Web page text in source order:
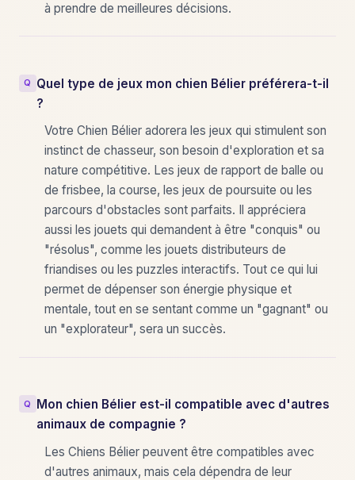
à prendre de meilleures décisions.
Quel type de jeux mon chien Bélier préférera-t-il
?
Votre Chien Bélier adorera les jeux qui stimulent son
instinct de chasseur, son besoin d'exploration et sa
nature compétitive. Les jeux de rapport de balle ou
de frisbee, la course, les jeux de poursuite ou les
parcours d'obstacles sont parfaits. Il appréciera
aussi les jouets qui demandent à être "conquis" ou
"résolus", comme les jouets distributeurs de
friandises ou les puzzles interactifs. Tout ce qui lui
permet de dépenser son énergie physique et
mentale, tout en se sentant comme un "gagnant" ou
un "explorateur", sera un succès.
Mon chien Bélier est-il compatible avec d'autres
animaux de compagnie ?
Les Chiens Bélier peuvent être compatibles avec
d'autres animaux, mais cela dépendra de leur